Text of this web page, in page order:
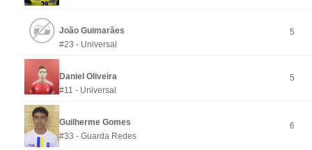
João Guimarães
#23 - Universal
5
Daniel Oliveira
#11 - Universal
5
Guilherme Gomes
#33 - Guarda Redes
6